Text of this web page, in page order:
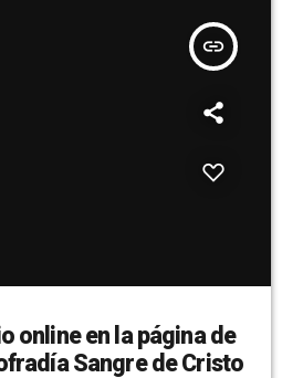
insert_link
online en la página de
Sangre de Cristo